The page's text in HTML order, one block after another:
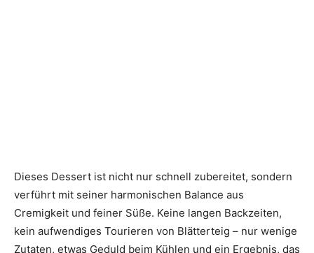
Dieses Dessert ist nicht nur schnell zubereitet, sondern
verführt mit seiner harmonischen Balance aus
Cremigkeit und feiner Süße. Keine langen Backzeiten,
kein aufwendiges Tourieren von Blätterteig – nur wenige
Zutaten, etwas Geduld beim Kühlen und ein Ergebnis, das